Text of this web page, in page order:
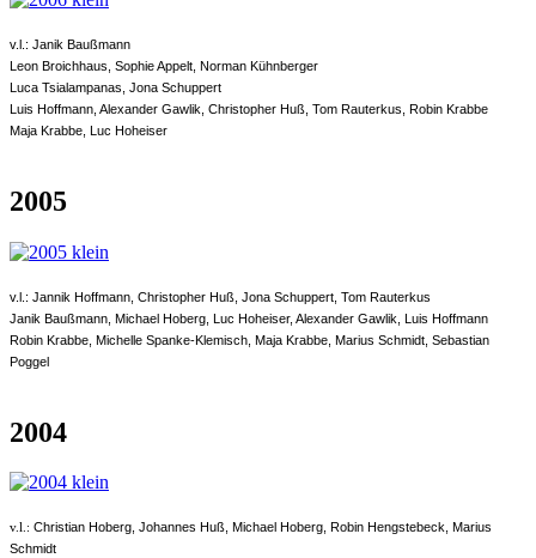
v.l.: Janik Baußmann
Leon Broichhaus, Sophie Appelt, Norman Kühnberger
Luca Tsialampanas, Jona Schuppert
Luis Hoffmann, Alexander Gawlik, Christopher Huß, Tom Rauterkus, Robin Krabbe
Maja Krabbe, Luc Hoheiser
2005
v.l.: Jannik Hoffmann, Christopher Huß, Jona Schuppert, Tom Rauterkus
Janik Baußmann, Michael Hoberg, Luc Hoheiser, Alexander Gawlik, Luis Hoffmann
Robin Krabbe, Michelle Spanke-Klemisch, Maja Krabbe, Marius Schmidt, Sebastian
Poggel
2004
v.l.: Christian Hoberg, Johannes Huß, Michael Hoberg, Robin Hengstebeck, Marius
Schmidt